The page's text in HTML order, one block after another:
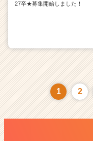
27卒★募集開始しました！
1 2